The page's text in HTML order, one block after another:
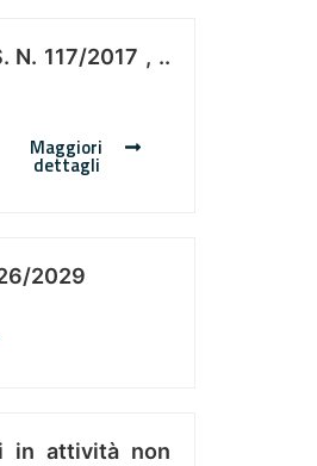
N. 117/2017 , ..
Maggiori
dettagli
2029
in attività non